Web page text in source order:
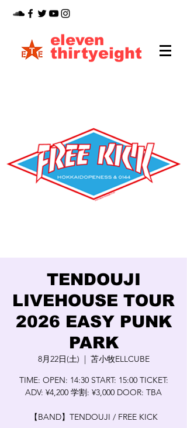
thirtyeight
eleven
TENDOUJI
LIVEHOUSE TOUR
2026 EASY PUNK
PARK
8月22日(土)
  |
苫小牧ELLCUBE
TIME: OPEN: 14:30 START: 15:00 TICKET:
ADV: ¥4,200 学割: ¥3,000 DOOR: TBA
【BAND】TENDOUJI / FREE KICK